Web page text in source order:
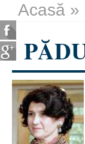
Eşti aici
Acasă »